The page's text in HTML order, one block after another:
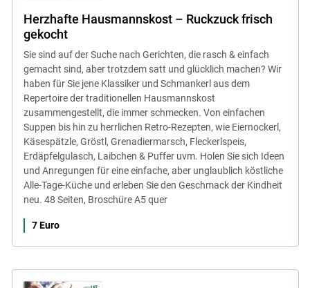
Herzhafte Hausmannskost – Ruckzuck frisch
gekocht
Sie sind auf der Suche nach Gerichten, die rasch & einfach
gemacht sind, aber trotzdem satt und glücklich machen? Wir
haben für Sie jene Klassiker und Schmankerl aus dem
Repertoire der traditionellen Hausmannskost
zusammengestellt, die immer schmecken. Von einfachen
Suppen bis hin zu herrlichen Retro-Rezepten, wie Eiernockerl,
Käsespätzle, Gröstl, Grenadiermarsch, Fleckerlspeis,
Erdäpfelgulasch, Laibchen & Puffer uvm. Holen Sie sich Ideen
und Anregungen für eine einfache, aber unglaublich köstliche
Alle-Tage-Küche und erleben Sie den Geschmack der Kindheit
neu. 48 Seiten, Broschüre A5 quer
7 Euro